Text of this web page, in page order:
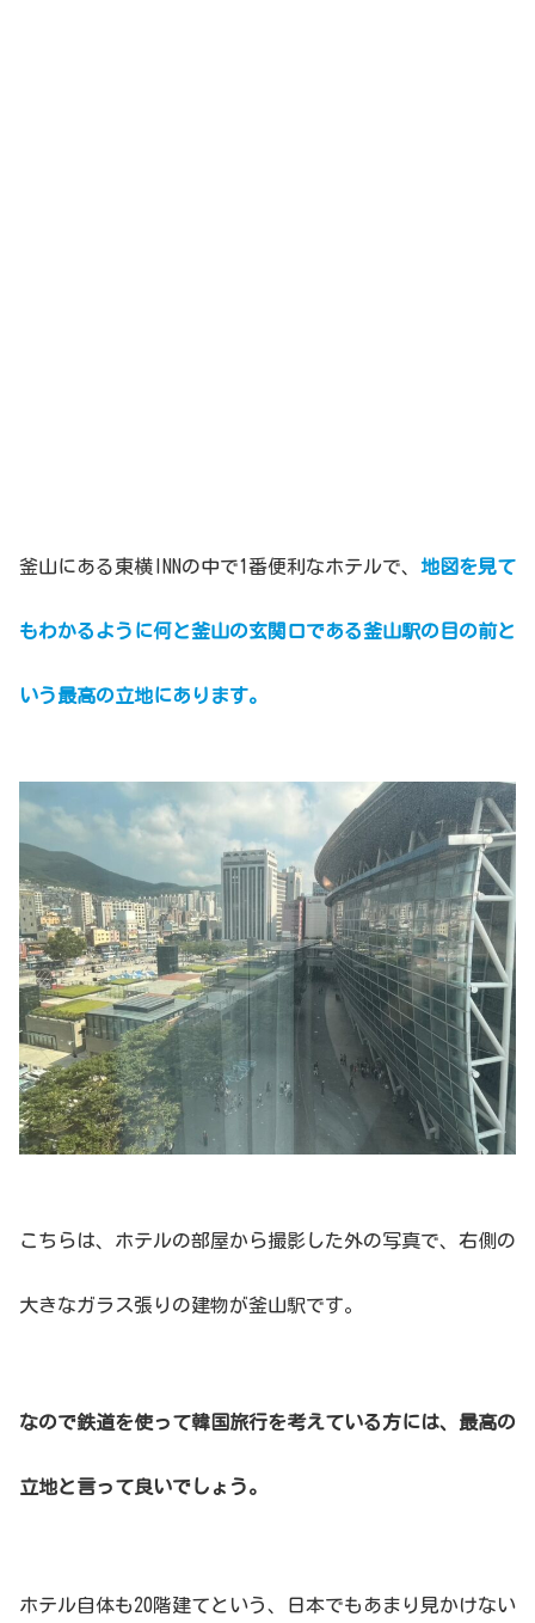
釜山にある東横INNの中で1番便利なホテルで、 地図を見て
もわかるように何と釜山の玄関口である釜山駅の目の前と
いう最高の立地にあります。
こちらは、ホテルの部屋から撮影した外の写真で、右側の
大きなガラス張りの建物が釜山駅です。
なので鉄道を使って韓国旅行を考えている方には、最高の
立地と言って良いでしょう。
ホテル自体も20階建てという、日本でもあまり見かけない